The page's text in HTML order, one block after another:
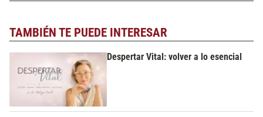
TAMBIÉN TE PUEDE INTERESAR
Despertar Vital: volver a lo esencial